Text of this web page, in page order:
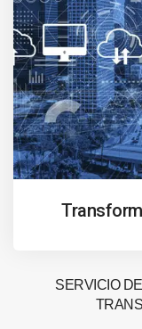
SERVICIO